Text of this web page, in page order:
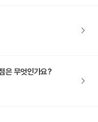
은 무엇인가요?